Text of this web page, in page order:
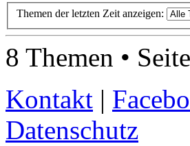
Themen der letzten Zeit anzeigen:
8 Themen • Seite
Kontakt |
Datenschutz